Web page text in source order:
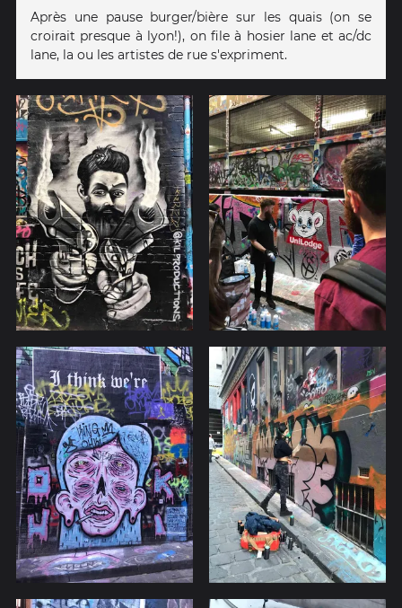
Après une pause burger/bière sur les quais (on se
croirait presque à lyon!), on file à hosier lane et ac/dc
lane, la ou les artistes de rue s'expriment.